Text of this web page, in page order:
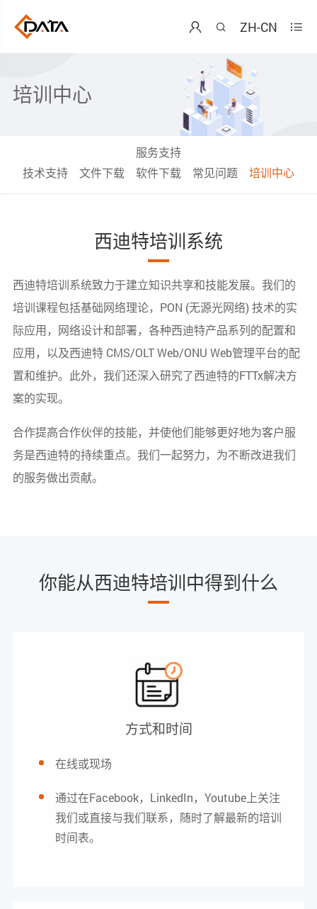
  ZH-CN 
培训中心
服务支持
技术支持
文件下载 软件下载 常见问题 培训中心
西迪特培训系统
西迪特培训系统致力于建立知识共享和技能发展。我们的
培训课程包括基础网络理论，PON (无源光网络) 技术的实
际应用，网络设计和部署，各种西迪特产品系列的配置和
应用，以及西迪特 CMS/OLT Web/ONU Web管理平台的配
置和维护。此外，我们还深入研究了西迪特的FTTx解决方
案的实现。
合作提高合作伙伴的技能，并使他们能够更好地为客户服
务是西迪特的持续重点。我们一起努力，为不断改进我们
的服务做出贡献。
你能从西迪特培训中得到什么
方式和时间
在线或现场
通过在Facebook，LinkedIn，Youtube上关注
我们或直接与我们联系，随时了解最新的培训
时间表。